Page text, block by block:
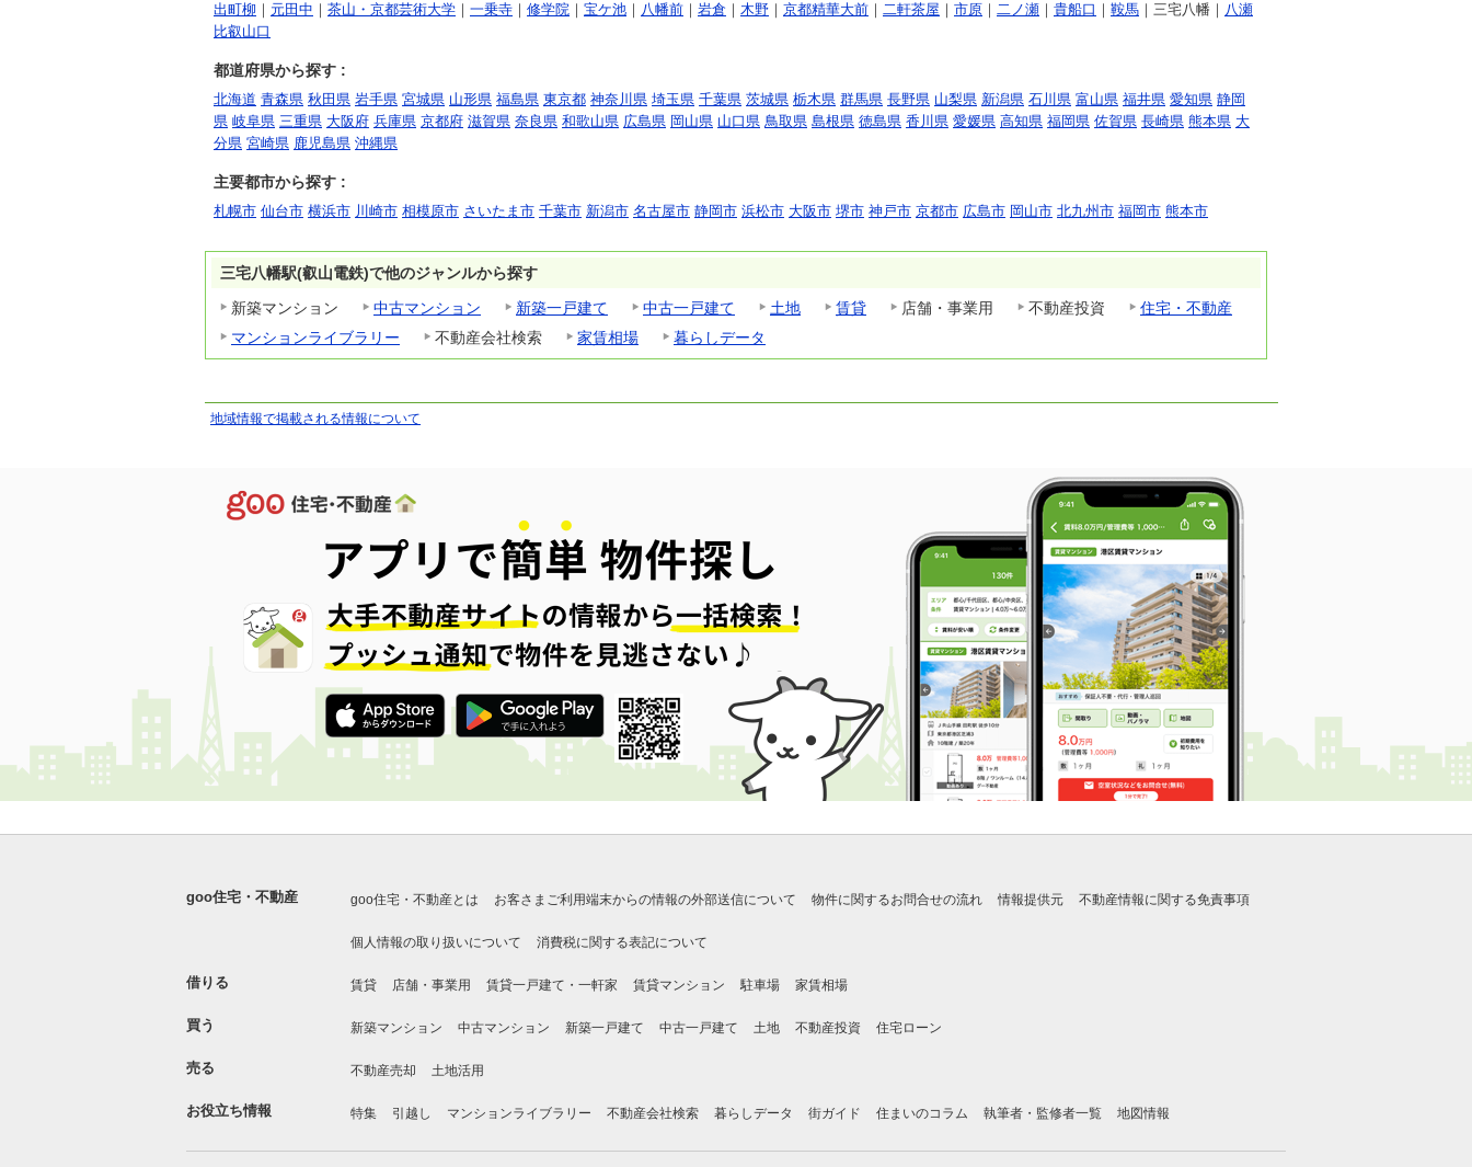
出町柳 ｜ 元田中 ｜ 茶山・京都芸術大学 ｜ 一乗寺 ｜ 修学院 ｜ 宝ケ池 ｜ 八幡前 ｜ 岩倉 ｜ 木野 ｜ 京都精華大前 ｜ 二軒茶屋 ｜ 市原 ｜ 二ノ瀬 ｜ 貴船口 ｜ 鞍馬 ｜三宅八幡｜ 八瀬
比叡山口
都道府県から探す :
北海道 青森県 秋田県 岩手県 宮城県 山形県 福島県 東京都 神奈川県 埼玉県 千葉県 茨城県 栃木県 群馬県 長野県 山梨県 新潟県 石川県 富山県 福井県 愛知県 静岡
県 岐阜県 三重県 大阪府 兵庫県 京都府 滋賀県 奈良県 和歌山県 広島県 岡山県 山口県 鳥取県 島根県 徳島県 香川県 愛媛県 高知県 福岡県 佐賀県 長崎県 熊本県 大
分県 宮崎県 鹿児島県 沖縄県
主要都市から探す :
札幌市 仙台市 横浜市 川崎市 相模原市 さいたま市 千葉市 新潟市 名古屋市 静岡市 浜松市 大阪市 堺市 神戸市 京都市 広島市 岡山市 北九州市 福岡市 熊本市
三宅八幡駅(叡山電鉄)で他のジャンルから探す
新築マンション
中古マンション 新築一戸建て 中古一戸建て 土地 賃貸 店舗・事業用 不動産投資
住宅・不動産
マンションライブラリー
不動産会社検索 家賃相場 暮らしデータ
地域情報で掲載される情報について
goo住宅・不動産 goo住宅・不動産とは お客さまご利用端末からの情報の外部送信について 物件に関するお問合せの流れ 情報提供元 不動産情報に関する免責事項
個人情報の取り扱いについて 消費税に関する表記について
借りる 賃貸 店舗・事業用 賃貸一戸建て・一軒家 賃貸マンション 駐車場 家賃相場
買う 新築マンション 中古マンション 新築一戸建て 中古一戸建て 土地 不動産投資 住宅ローン
売る 不動産売却 土地活用
お役立ち情報 特集 引越し マンションライブラリー 不動産会社検索 暮らしデータ 街ガイド 住まいのコラム 執筆者・監修者一覧 地図情報